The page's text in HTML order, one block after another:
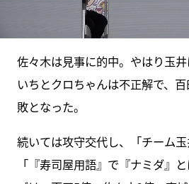
佐々木は見事に的中。やはり玉
いちとクロちゃんは不正解で、
敗となった。
続いては攻守交代し、「チーム
「『寿司屋用語』で『ナミダ』